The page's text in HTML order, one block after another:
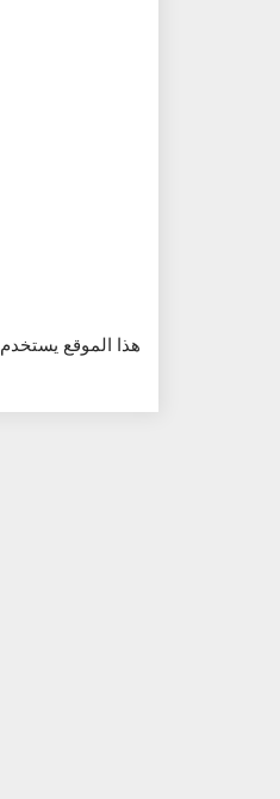
هذا الموقع يستخدم Akismet للحدّ من التعليقات المزعجة والغير مرغوبة.